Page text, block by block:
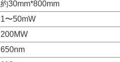
約30mm*800mm
1〜50mW
200MW
650nm